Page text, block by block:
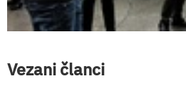
Vezani članci